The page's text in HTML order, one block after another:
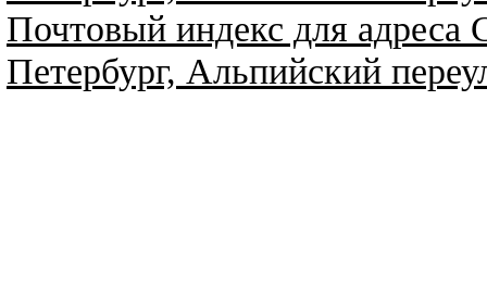
Почтовый индекс для адреса
Петербург, Альпийский